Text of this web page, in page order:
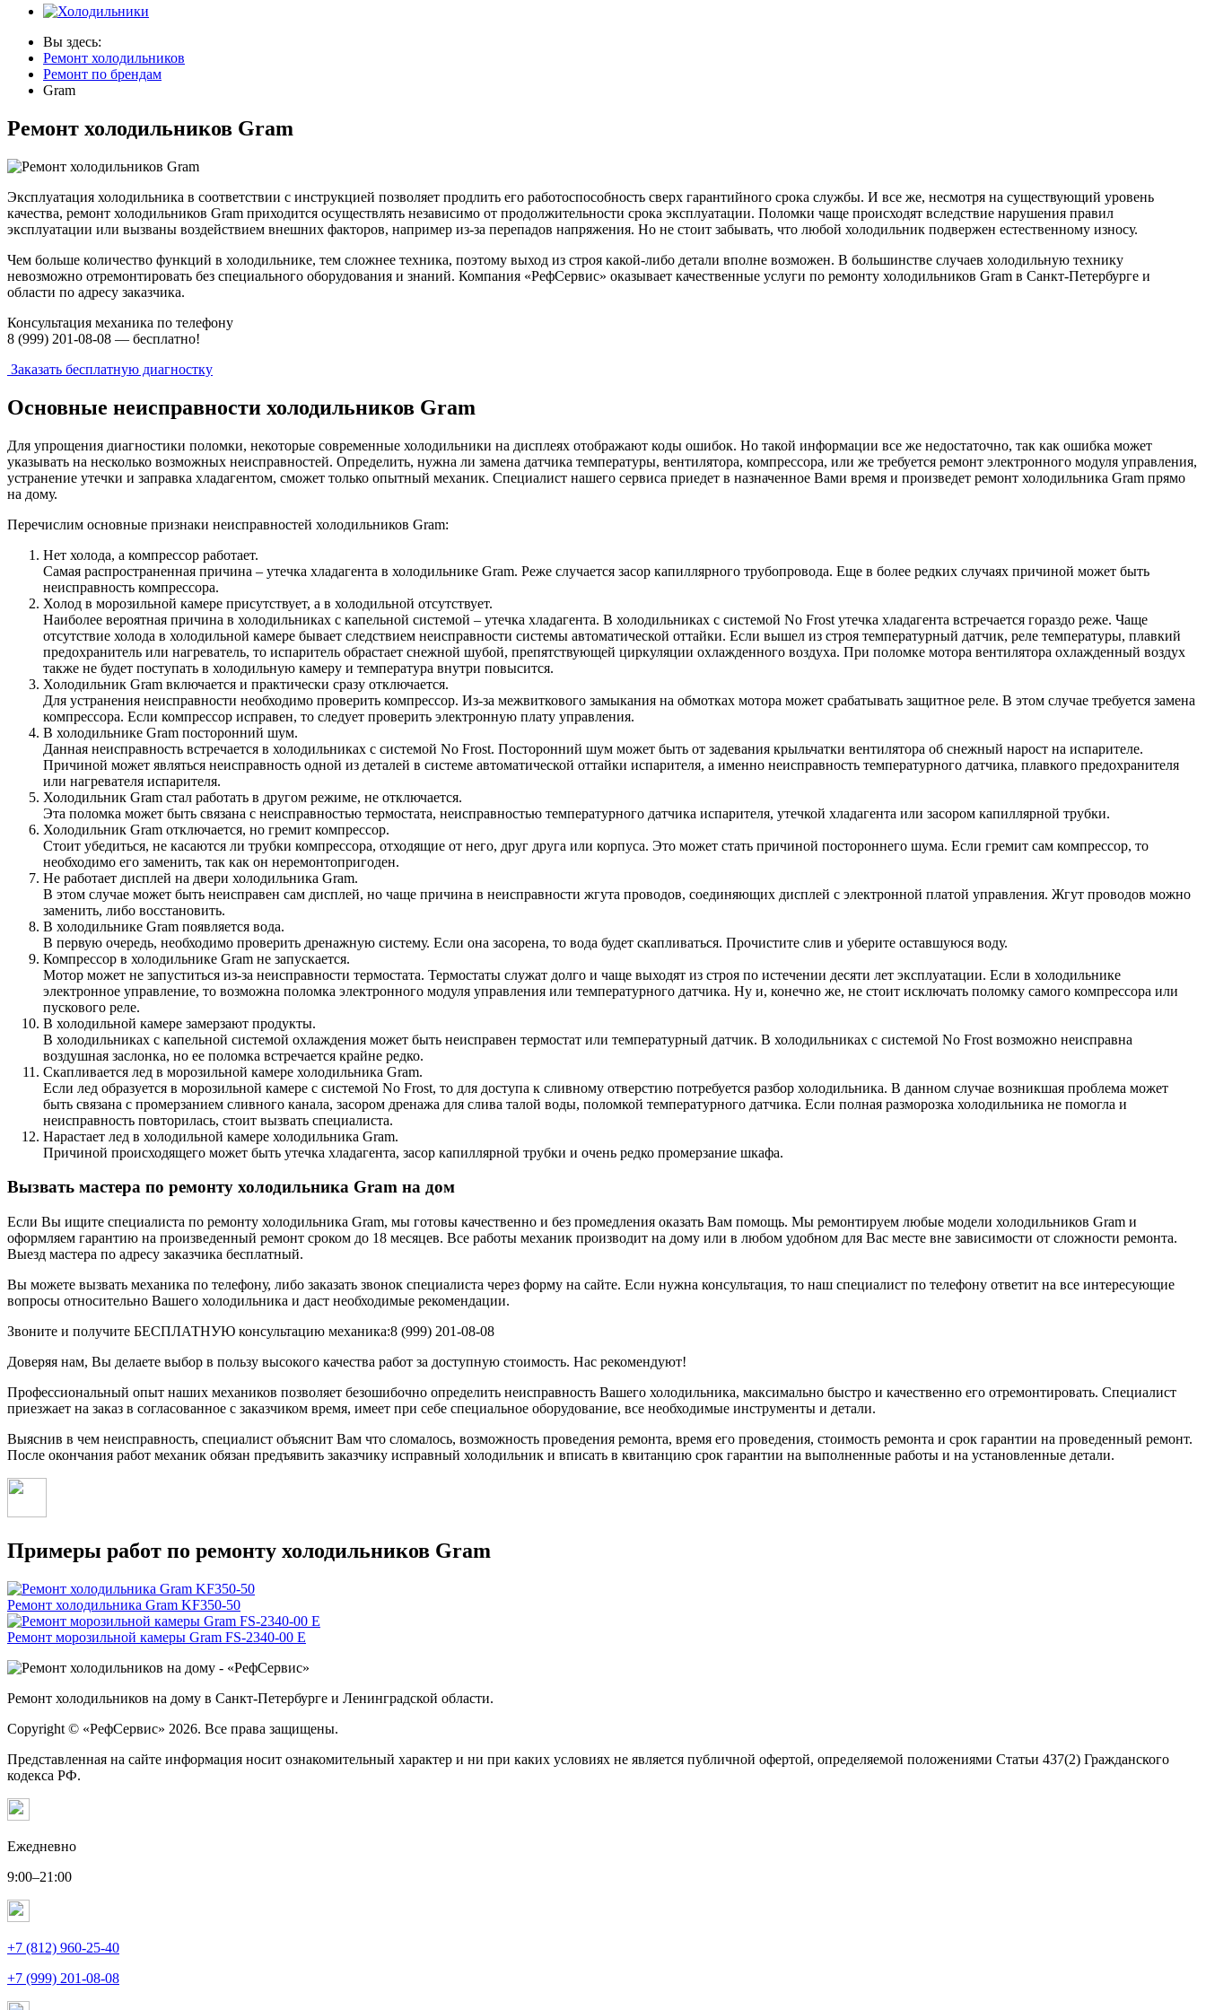
Вы здесь:
Ремонт холодильников
Ремонт по брендам
Gram
Ремонт холодильников Gram
Эксплуатация холодильника в соответствии с инструкцией позволяет продлить его работоспособность сверх гарантийного срока службы. И все же, несмотря на существующий уровень
качества, ремонт холодильников Gram приходится осуществлять независимо от продолжительности срока эксплуатации. Поломки чаще происходят вследствие нарушения правил
эксплуатации или вызваны воздействием внешних факторов, например из-за перепадов напряжения. Но не стоит забывать, что любой холодильник подвержен естественному износу.
Чем больше количество функций в холодильнике, тем сложнее техника, поэтому выход из строя какой-либо детали вполне возможен. В большинстве случаев холодильную технику
невозможно отремонтировать без специального оборудования и знаний. Компания «РефСервис» оказывает качественные услуги по ремонту холодильников Gram в Санкт-Петербурге и
области по адресу заказчика.
Консультация механика по телефону
8 (999) 201-08-08 — бесплатно!
Заказать бесплатную диагностку
Основные неисправности холодильников Gram
Для упрощения диагностики поломки, некоторые современные холодильники на дисплеях отображают коды ошибок. Но такой информации все же недостаточно, так как ошибка может
указывать на несколько возможных неисправностей. Определить, нужна ли замена датчика температуры, вентилятора, компрессора, или же требуется ремонт электронного модуля управления,
устранение утечки и заправка хладагентом, сможет только опытный механик. Специалист нашего сервиса приедет в назначенное Вами время и произведет ремонт холодильника Gram прямо
на дому.
Перечислим основные признаки неисправностей холодильников Gram:
Нет холода, а компрессор работает.
Самая распространенная причина – утечка хладагента в холодильнике Gram. Реже случается засор капиллярного трубопровода. Еще в более редких случаях причиной может быть
неисправность компрессора.
Холод в морозильной камере присутствует, а в холодильной отсутствует.
Наиболее вероятная причина в холодильниках с капельной системой – утечка хладагента. В холодильниках с системой No Frost утечка хладагента встречается гораздо реже. Чаще
отсутствие холода в холодильной камере бывает следствием неисправности системы автоматической оттайки. Если вышел из строя температурный датчик, реле температуры, плавкий
предохранитель или нагреватель, то испаритель обрастает снежной шубой, препятствующей циркуляции охлажденного воздуха. При поломке мотора вентилятора охлажденный воздух
также не будет поступать в холодильную камеру и температура внутри повысится.
Холодильник Gram включается и практически сразу отключается.
Для устранения неисправности необходимо проверить компрессор. Из-за межвиткового замыкания на обмотках мотора может срабатывать защитное реле. В этом случае требуется замена
компрессора. Если компрессор исправен, то следует проверить электронную плату управления.
В холодильнике Gram посторонний шум.
Данная неисправность встречается в холодильниках с системой No Frost. Посторонний шум может быть от задевания крыльчатки вентилятора об снежный нарост на испарителе.
Причиной может являться неисправность одной из деталей в системе автоматической оттайки испарителя, а именно неисправность температурного датчика, плавкого предохранителя
или нагревателя испарителя.
Холодильник Gram стал работать в другом режиме, не отключается.
Эта поломка может быть связана с неисправностью термостата, неисправностью температурного датчика испарителя, утечкой хладагента или засором капиллярной трубки.
Холодильник Gram отключается, но гремит компрессор.
Стоит убедиться, не касаются ли трубки компрессора, отходящие от него, друг друга или корпуса. Это может стать причиной постороннего шума. Если гремит сам компрессор, то
необходимо его заменить, так как он неремонтопригоден.
Не работает дисплей на двери холодильника Gram.
В этом случае может быть неисправен сам дисплей, но чаще причина в неисправности жгута проводов, соединяющих дисплей с электронной платой управления. Жгут проводов можно
заменить, либо восстановить.
В холодильнике Gram появляется вода.
В первую очередь, необходимо проверить дренажную систему. Если она засорена, то вода будет скапливаться. Прочистите слив и уберите оставшуюся воду.
Компрессор в холодильнике Gram не запускается.
Мотор может не запуститься из-за неисправности термостата. Термостаты служат долго и чаще выходят из строя по истечении десяти лет эксплуатации. Если в холодильнике
электронное управление, то возможна поломка электронного модуля управления или температурного датчика. Ну и, конечно же, не стоит исключать поломку самого компрессора или
пускового реле.
В холодильной камере замерзают продукты.
В холодильниках с капельной системой охлаждения может быть неисправен термостат или температурный датчик. В холодильниках с системой No Frost возможно неисправна
воздушная заслонка, но ее поломка встречается крайне редко.
Скапливается лед в морозильной камере холодильника Gram.
Если лед образуется в морозильной камере с системой No Frost, то для доступа к сливному отверстию потребуется разбор холодильника. В данном случае возникшая проблема может
быть связана с промерзанием сливного канала, засором дренажа для слива талой воды, поломкой температурного датчика. Если полная разморозка холодильника не помогла и
неисправность повторилась, стоит вызвать специалиста.
Нарастает лед в холодильной камере холодильника Gram.
Причиной происходящего может быть утечка хладагента, засор капиллярной трубки и очень редко промерзание шкафа.
Вызвать мастера по ремонту холодильника Gram на дом
Если Вы ищите специалиста по ремонту холодильника Gram, мы готовы качественно и без промедления оказать Вам помощь. Мы ремонтируем любые модели холодильников Gram и
оформляем гарантию на произведенный ремонт сроком до 18 месяцев. Все работы механик производит на дому или в любом удобном для Вас месте вне зависимости от сложности ремонта.
Выезд мастера по адресу заказчика бесплатный.
Вы можете вызвать механика по телефону, либо заказать звонок специалиста через форму на сайте. Если нужна консультация, то наш специалист по телефону ответит на все интересующие
вопросы относительно Вашего холодильника и даст необходимые рекомендации.
Звоните и получите БЕСПЛАТНУЮ консультацию механика:8 (999) 201-08-08
Доверяя нам, Вы делаете выбор в пользу высокого качества работ за доступную стоимость. Нас рекомендуют!
Профессиональный опыт наших механиков позволяет безошибочно определить неисправность Вашего холодильника, максимально быстро и качественно его отремонтировать. Специалист
приезжает на заказ в согласованное с заказчиком время, имеет при себе специальное оборудование, все необходимые инструменты и детали.
Выяснив в чем неисправность, специалист объяснит Вам что сломалось, возможность проведения ремонта, время его проведения, стоимость ремонта и срок гарантии на проведенный ремонт.
После окончания работ механик обязан предъявить заказчику исправный холодильник и вписать в квитанцию срок гарантии на выполненные работы и на установленные детали.
Примеры работ по ремонту холодильников Gram
Ремонт холодильника Gram KF350-50
Ремонт морозильной камеры Gram FS-2340-00 E
Ремонт холодильников на дому в Санкт-Петербурге и Ленинградской области.
Copyright © «РефСервис» 2026. Все права защищены.
Представленная на сайте информация носит ознакомительный характер и ни при каких условиях не является публичной офертой, определяемой положениями Статьи 437(2) Гражданского
кодекса РФ.
Ежедневно
9:00–21:00
+7 (812) 960-25-40
+7 (999) 201-08-08